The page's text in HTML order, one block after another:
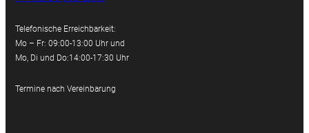
Telefonische Erreichbarkeit:
Mo – Fr: 09:00-13:00 Uhr und
Mo, Di und Do:14:00-17:30 Uhr
Termine nach Vereinbarung